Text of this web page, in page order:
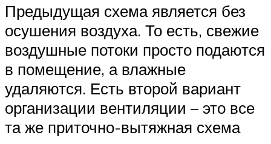
Предыдущая схема является без
осушения воздуха. То есть, свежие
воздушные потоки просто подаются
в помещение, а влажные
удаляются. Есть второй вариант
организации вентиляции – это все
та же приточно-вытяжная схема